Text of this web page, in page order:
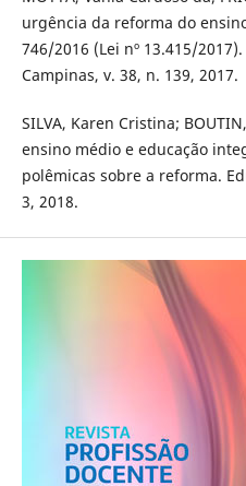
urgência da reforma do
746/2016 (Lei nº 13.415/
Campinas, v. 38, n. 139, 2017.
SILVA, Karen Cristina;
ensino médio e educação
polêmicas sobre a reforma.
3, 2018.